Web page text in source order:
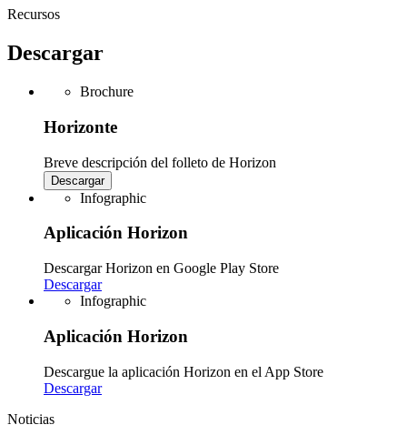
Recursos
Descargar
Brochure
Horizonte
Breve descripción del folleto de Horizon
Descargar
Infographic
Aplicación Horizon
Descargar Horizon en Google Play Store
Descargar
Infographic
Aplicación Horizon
Descargue la aplicación Horizon en el App Store
Descargar
Noticias